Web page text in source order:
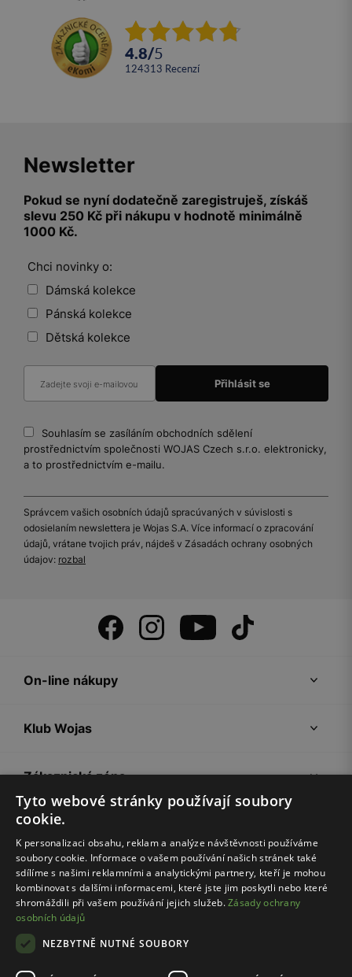
4.8/5
124313 recenzí
Newsletter
Pokud se nyní dodatečně zaregistruješ, získáš
slevu 250 Kč při nákupu v hodnotě minimálně
1000 Kč.
Chci novinky o:
Dámská kolekce
Pánská kolekce
Dětská kolekce
Souhlasím se zasíláním obchodních sdělení
prostřednictvím společnosti WOJAS Czech s.r.o. elektronicky,
a to prostřednictvím e-mailu.
Správcem vašich osobních údajů spracúvaných v súvislosti s
odosielaním newslettera je Wojas S.A. Více informací o zpracování
údajů, vrátane tvojich práv, nájdeš v Zásadách ochrany osobných
údajov: rozbal
On-line nákupy
Klub Wojas
Zákaznická zóna
Společnost Wojas
Rady
Tyto webové stránky používají soubory
cookie.
K personalizaci obsahu, reklam a analýze návštěvnosti používáme
soubory cookie. Informace o vašem používání našich stránek také
sdílíme s našimi reklamními a analytickými partnery, kteří je mohou
kombinovat s dalšími informacemi, které jste jim poskytli nebo které
shromáždili při vašem používání jejich služeb.Zásady ochrany
osobních údajů
NEZBYTNĚ NUTNÉ SOUBORY